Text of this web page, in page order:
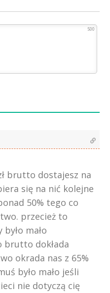
500
brutto dostajesz na
się na nić kolejne
50% tego co
przecież to
mało
brutto dokłada
okrada nas z 65%
było mało jeśli
nie dotyczą cię